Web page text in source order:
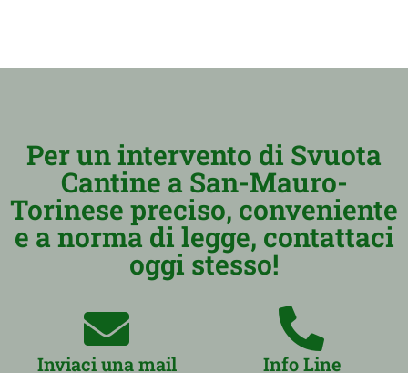
Per un intervento di Svuota
Cantine a San-Mauro-
Torinese preciso, conveniente
e a norma di legge, contattaci
oggi stesso!
Inviaci una mail Info Line